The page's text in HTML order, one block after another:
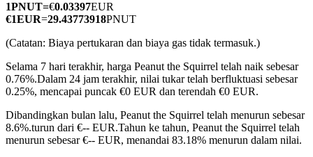
USDC Berjangka
Kontrak berjangka menggunakan USDC sebagai jaminannya
1PNUT=€0.03397EUR
€1EUR=29.43773918PNUT
(Catatan: Biaya pertukaran dan biaya gas tidak termasuk.)
Selama 7 hari terakhir, harga Peanut the Squirrel telah naik sebesar
0.76%.Dalam 24 jam terakhir, nilai tukar telah berfluktuasi sebesar
0.25%, mencapai puncak €0 EUR dan terendah €0 EUR.
Dibandingkan bulan lalu, Peanut the Squirrel telah menurun sebesar
8.6%.turun dari €-- EUR.Tahun ke tahun, Peanut the Squirrel telah
menurun sebesar €-- EUR, menandai 83.18% menurun dalam nilai.